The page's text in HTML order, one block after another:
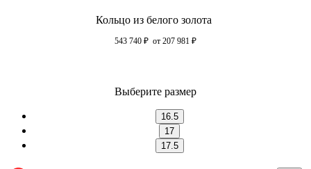
Кольцо из белого золота
543 740 ₽ от 207 981 ₽
Выберите размер
16.5
17
17.5